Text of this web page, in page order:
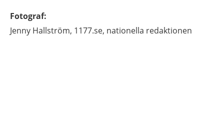
Fotograf:
Jenny Hallström, 1177.se, nationella redaktionen